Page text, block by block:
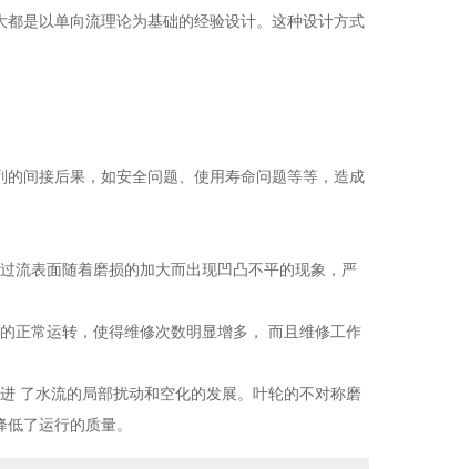
是以单向流理论为基础的经验设计。这种设计方式
间接后果，如安全问题、使用寿命问题等等，造成
表面随着磨损的加大而出现凹凸不平的现象，严
常运转，使得维修次数明显增多， 而且维修工作
了水流的局部扰动和空化的发展。叶轮的不对称磨
了运行的质量。